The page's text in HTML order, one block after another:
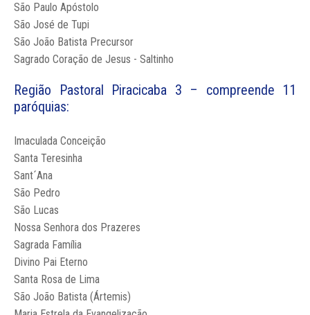
São Paulo Apóstolo
São José de Tupi
São João Batista Precursor
Sagrado Coração de Jesus - Saltinho
Região Pastoral Piracicaba 3 – compreende 11
paróquias:
Imaculada Conceição
Santa Teresinha
Sant´Ana
São Pedro
São Lucas
Nossa Senhora dos Prazeres
Sagrada Família
Divino Pai Eterno
Santa Rosa de Lima
São João Batista (Ártemis)